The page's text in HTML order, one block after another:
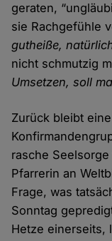
geraten,
sie Rachgefühle
gutheiße,
nicht schmutzig
Umsetzen, soll
Zurück bleibt
rasche
Pfarrerin an
Frage, was
Sonntag
Hetze einerseits,